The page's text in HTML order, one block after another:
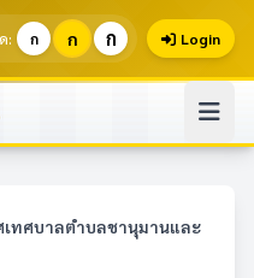
: ก ก ก Login
ทศบาลตำบลชานุมานและ